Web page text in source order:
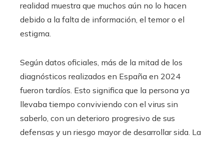
realidad muestra que muchos aún no lo hacen
debido a la falta de información, el temor o el
estigma.
Según datos oficiales, más de la mitad de los
diagnósticos realizados en España en 2024
fueron tardíos. Esto significa que la persona ya
llevaba tiempo conviviendo con el virus sin
saberlo, con un deterioro progresivo de sus
defensas y un riesgo mayor de desarrollar sida. La